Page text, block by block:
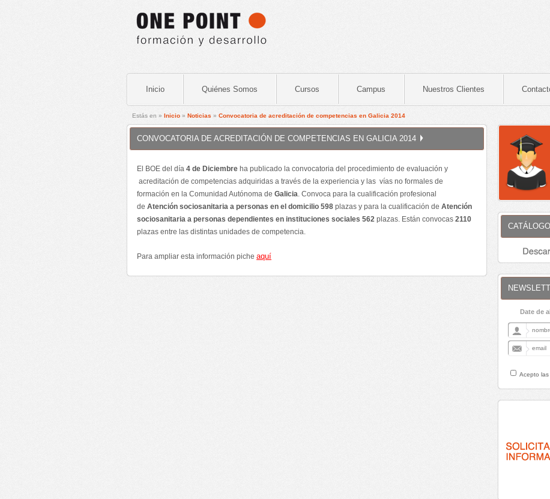
Inicio Quiénes Somos Cursos Campus Nuestros Clientes
Estás en » Inicio » Noticias » Convocatoria de acreditación de competencias en Galicia 2014
CONVOCATORIA DE ACREDITACIÓN DE COMPETENCIAS EN GALICIA 2014
El BOE del día 4 de Diciembre ha publicado la convocatoria del procedimiento de evaluación y
acreditación de competencias adquiridas a través de la experiencia y las vías no formales de
formación en la Comunidad Autónoma de Galicia. Convoca para la cualificación profesional
de Atención sociosanitaria a personas en el domicilio 598 plazas y para la cualificación de Atención
sociosanitaria a personas dependientes en instituciones sociales 562 plazas. Están convocas 2110
plazas entre las distintas unidades de competencia.
Para ampliar esta información piche aquí
Date de
Acepto